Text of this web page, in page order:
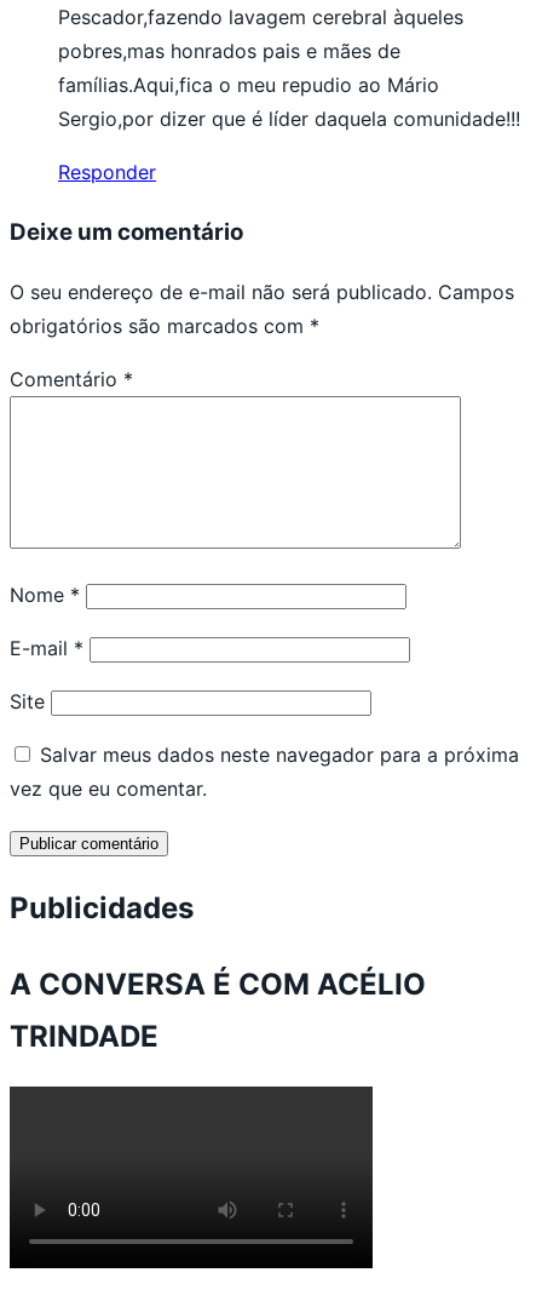
Pescador,fazendo lavagem cerebral àqueles
pobres,mas honrados pais e mães de
famílias.Aqui,fica o meu repudio ao Mário
Sergio,por dizer que é líder daquela comunidade!!!
Responder
Deixe um comentário
O seu endereço de e-mail não será publicado. Campos
obrigatórios são marcados com *
Comentário *
Nome *
E-mail *
Site
Salvar meus dados neste navegador para a próxima
vez que eu comentar.
Publicidades
A CONVERSA É COM ACÉLIO
TRINDADE